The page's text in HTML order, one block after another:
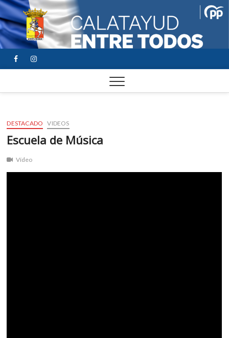
FACEBOOK
YOUTUBE
INSTAGRAM
DESTACADO VIDEOS
Escuela de Música
Vídeo